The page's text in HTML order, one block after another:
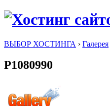
ВЫБОР ХОСТИНГА › Галерея
P1080990